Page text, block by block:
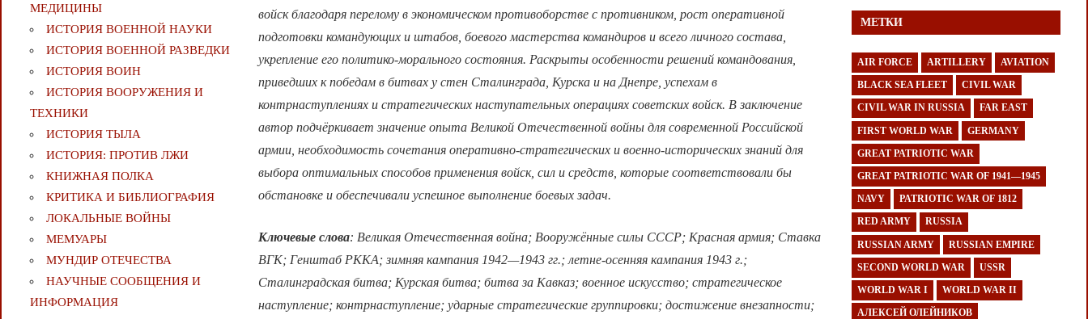
войск благодаря перелому в экономическом противоборстве с противником, рост оперативной
подготовки командующих и штабов, боевого мастерства командиров и всего личного состава,
укрепление его политико-морального состояния. Раскрыты особенности решений командования,
приведших к победам в битвах у стен Сталинграда, Курска и на Днепре, успехам в
контрнаступлениях и стратегических наступательных операциях советских войск. В заключение
автор подчёркивает значение опыта Великой Отечественной войны для современной Российской
армии, необходимость сочетания оперативно-стратегических и военно-исторических знаний для
выбора оптимальных способов применения войск, сил и средств, которые соответствовали бы
обстановке и обеспечивали успешное выполнение боевых задач.
Ключевые слова: Великая Отечественная война; Вооружённые силы СССР; Красная армия; Ставка
ВГК; Генштаб РККА; зимняя кампания 1942—1943 гг.; летне-осенняя кампания 1943 г.;
Сталинградская битва; Курская битва; битва за Кавказ; военное искусство; стратегическое
наступление; контрнаступление; ударные стратегические группировки; достижение внезапности;
МЕДИЦИНЫ
ИСТОРИЯ ВОЕННОЙ НАУКИ
ИСТОРИЯ ВОЕННОЙ РАЗВЕДКИ
ИСТОРИЯ ВОИН
ИСТОРИЯ ВООРУЖЕНИЯ И
ТЕХНИКИ
ИСТОРИЯ ТЫЛА
ИСТОРИЯ: ПРОТИВ ЛЖИ
КНИЖНАЯ ПОЛКА
КРИТИКА И БИБЛИОГРАФИЯ
ЛОКАЛЬНЫЕ ВОЙНЫ
МЕМУАРЫ
МУНДИР ОТЕЧЕСТВА
НАУЧНЫЕ СООБЩЕНИЯ И
ИНФОРМАЦИЯ
МЕТКИ
AIR FORCE ARTILLERY AVIATION
BLACK SEA FLEET CIVIL WAR
CIVIL WAR IN RUSSIA FAR EAST
FIRST WORLD WAR GERMANY
GREAT PATRIOTIC WAR
GREAT PATRIOTIC WAR OF 1941—1945
NAVY PATRIOTIC WAR OF 1812
RED ARMY RUSSIA
RUSSIAN ARMY RUSSIAN EMPIRE
SECOND WORLD WAR USSR
WORLD WAR I WORLD WAR II
АЛЕКСЕЙ ОЛЕЙНИКОВ